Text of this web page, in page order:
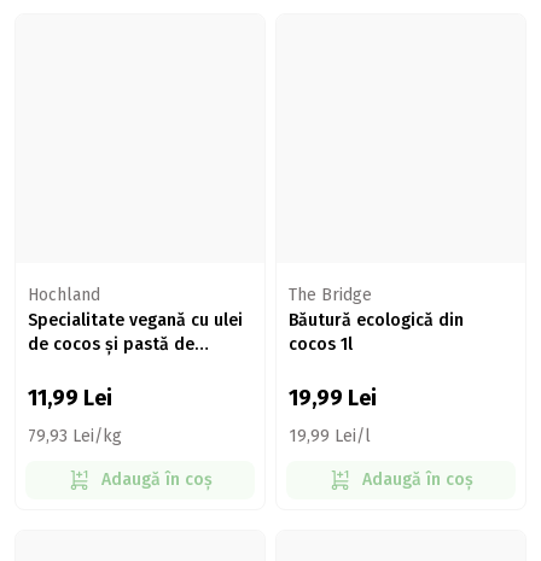
Hochland
Specialitate vegană cu ulei
de cocos și pastă de
11,99 Lei
79,93 Lei/kg
Adaugă în coș
The Bridge
Băutură ecologică din
cocos 1l
19,99 Lei
19,99 Lei/l
Adaugă în coș